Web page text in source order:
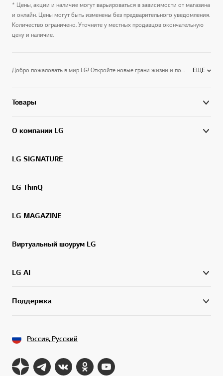
* Цены, акции и наличие могут варьироваться в зависимости от магазина
и онлайн. Цены могут быть изменены без предварительного уведомления.
Количество ограничено. Уточните у местных продавцов окончательную
цену и наличие.
Добро пожаловать в мир LG! Откройте новые грани жизни и подготовьтесь к лучшим ее моментам вместе с LG. Высокие стандарты качества и забота о потребителе — наша ответственность и гордость. Цель LG в России и мире – использовать технологии будущего сегодня, расширить функциональные возможности техники, улучшить управление и дизайн. Энергоэффективные, мощные и бесшумные бытовые приборы LG экономят ваши деньги и создают комфорт. На официальном сайте представлены решения для дома и офиса от телевизоров, холодильников и мониторов до климатической и аудиотехники. Узнайте больше о электронике LG на официальном сайте. ЕЩЕ
Товары
О компании LG
LG SIGNATURE
LG ThinQ
LG MAGAZINE
Виртуальный шоурум LG
LG AI
Поддержка
Россия, Русский